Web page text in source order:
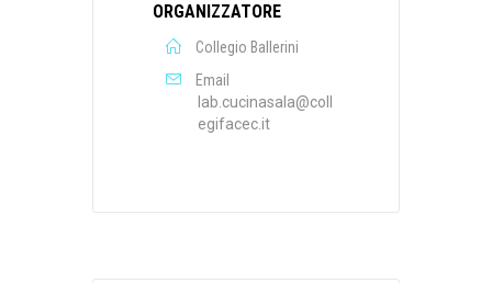
ORGANIZZATORE
Collegio Ballerini
Email
lab.cucinasala@coll
egifacec.it